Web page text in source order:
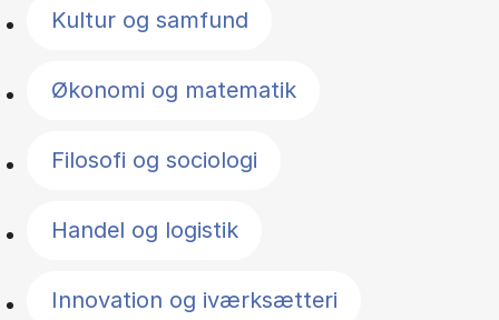
Kultur og samfund
Økonomi og matematik
Filosofi og sociologi
Handel og logistik
Innovation og iværksætteri